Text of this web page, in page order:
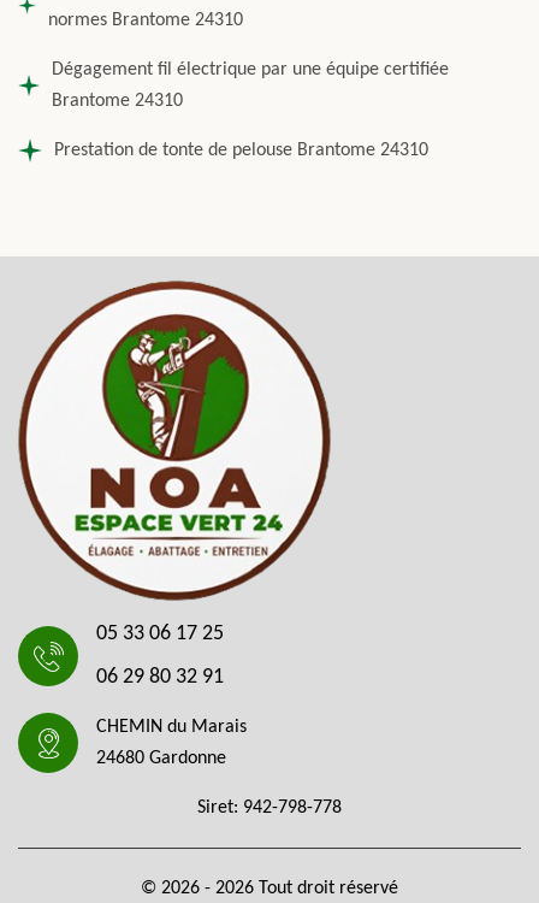
normes Brantome 24310
Dégagement fil électrique par une équipe certifiée
Brantome 24310
Prestation de tonte de pelouse Brantome 24310
05 33 06 17 25
06 29 80 32 91
CHEMIN du Marais
24680 Gardonne
Siret: 942-798-778
© 2026 - 2026 Tout droit réservé